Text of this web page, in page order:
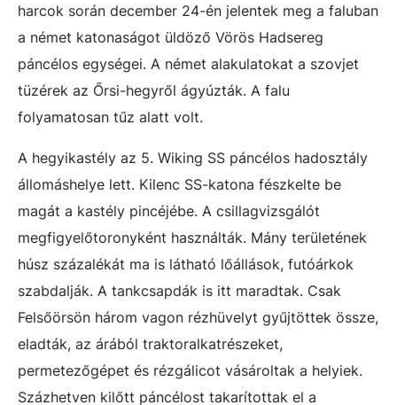
harcok során december 24-én jelentek meg a faluban
a német katonaságot üldöző Vörös Hadsereg
páncélos egységei. A német alakulatokat a szovjet
tüzérek az Őrsi-hegyről ágyúzták. A falu
folyamatosan tűz alatt volt.
A hegyikastély az 5. Wiking SS páncélos hadosztály
állomáshelye lett. Kilenc SS-katona fészkelte be
magát a kastély pincéjébe. A csillagvizsgálót
megfigyelőtoronyként használták. Mány területének
húsz százalékát ma is látható lőállások, futóárkok
szabdalják. A tankcsapdák is itt maradtak. Csak
Felsőörsön három vagon rézhüvelyt gyűjtöttek össze,
eladták, az árából traktoralkatrészeket,
permetezőgépet és rézgálicot vásároltak a helyiek.
Százhetven kilőtt páncélost takarítottak el a